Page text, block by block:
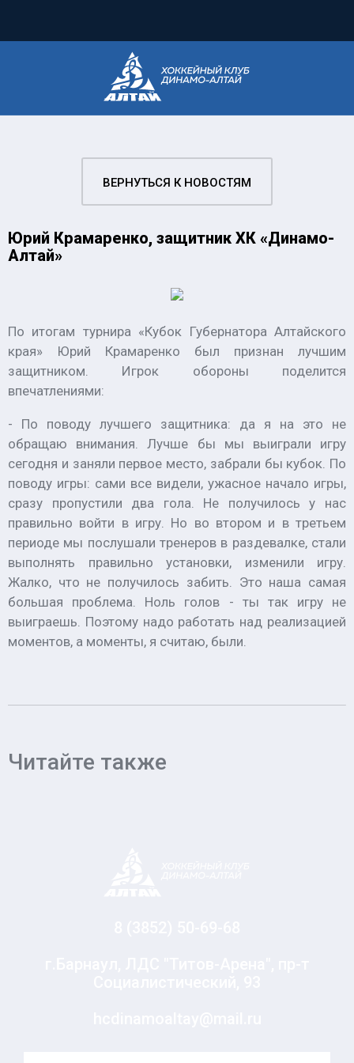
ВЕРНУТЬСЯ К НОВОСТЯМ
Юрий Крамаренко, защитник ХК «Динамо-
Алтай»
По итогам турнира «Кубок Губернатора Алтайского
края» Юрий Крамаренко был признан лучшим
защитником. Игрок обороны поделится
впечатлениями:
- По поводу лучшего защитника: да я на это не
обращаю внимания. Лучше бы мы выиграли игру
сегодня и заняли первое место, забрали бы кубок. По
поводу игры: сами все видели, ужасное начало игры,
сразу пропустили два гола. Не получилось у нас
правильно войти в игру. Но во втором и в третьем
периоде мы послушали тренеров в раздевалке, стали
выполнять правильно установки, изменили игру.
Жалко, что не получилось забить. Это наша самая
большая проблема. Ноль голов - ты так игру не
выиграешь. Поэтому надо работать над реализацией
моментов, а моменты, я считаю, были.
Читайте также